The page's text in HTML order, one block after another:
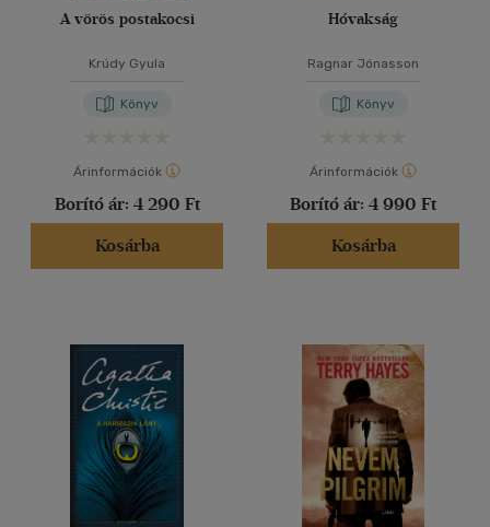
A vörös postakocsi
Krúdy Gyula
Könyv
Árinformációk
Borító ár: 4 290 Ft
Kosárba
Hóvakság
Ragnar Jónasson
Könyv
Árinformációk
Borító ár: 4 990 Ft
Kosárba